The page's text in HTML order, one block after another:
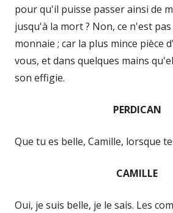
pour qu'il puisse passer ainsi de
jusqu'à la mort ? Non, ce n'est
monnaie ; car la plus mince pièce
vous, et dans quelques mains
son effigie.
PERDICAN
Que tu es belle, Camille, lorsque
CAMILLE
Oui, je suis belle, je le sais. Les